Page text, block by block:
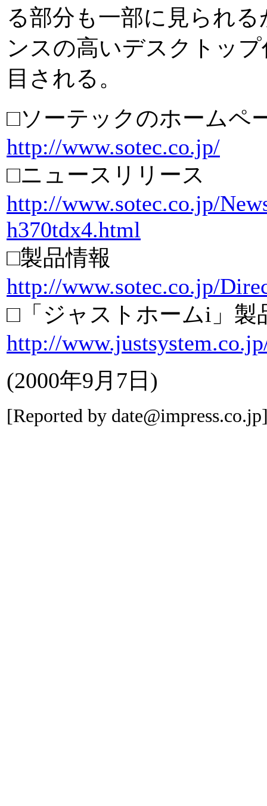
る部分も一部に見られ
ンスの高いデスクトッ
目される。
□ソーテックのホームペ
http://www.sotec.co.jp/
□ニュースリリース
http://www.sotec.co.jp/
h370tdx4.html
□製品情報
http://www.sotec.co.jp/
□「ジャストホームi」製
http://
(2000年9月7日)
[Reported by